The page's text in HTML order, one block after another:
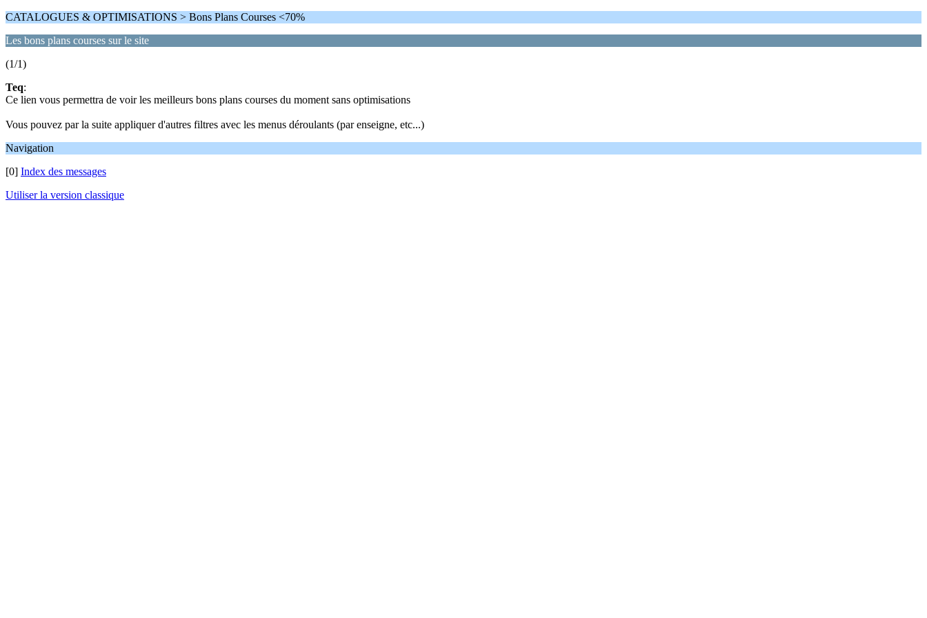
CATALOGUES & OPTIMISATIONS > Bons Plans Courses <70%
Les bons plans courses sur le site
(1/1)
Teq:
Ce lien vous permettra de voir les meilleurs bons plans courses du moment sans optimisations
Vous pouvez par la suite appliquer d'autres filtres avec les menus déroulants (par enseigne, etc...)
Navigation
[0] Index des messages
Utiliser la version classique